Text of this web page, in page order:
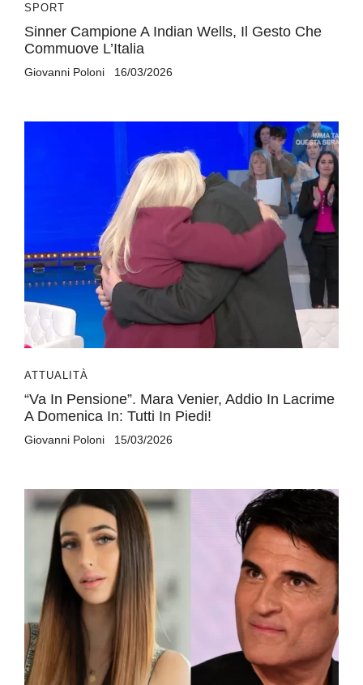
SPORT
Sinner Campione A Indian Wells, Il Gesto Che
Commuove L’Italia
Giovanni Poloni 16/03/2026
ATTUALITÀ
“Va In Pensione”. Mara Venier, Addio In Lacrime
A Domenica In: Tutti In Piedi!
Giovanni Poloni 15/03/2026